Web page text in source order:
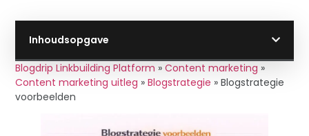
Blogdrip Linkbuilding Platform »Content marketing »
Content marketing uitleg »Blogstrategie »Blogstrategie
voorbeelden
Inhoudsopgave